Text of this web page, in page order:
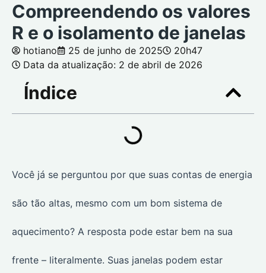
Compreendendo os valores
R e o isolamento de janelas
hotiano 25 de junho de 2025
20h47
Data da atualização: 2 de abril de 2026
Índice
Você já se perguntou por que suas contas de energia
são tão altas, mesmo com um bom sistema de
aquecimento? A resposta pode estar bem na sua
frente – literalmente. Suas janelas podem estar